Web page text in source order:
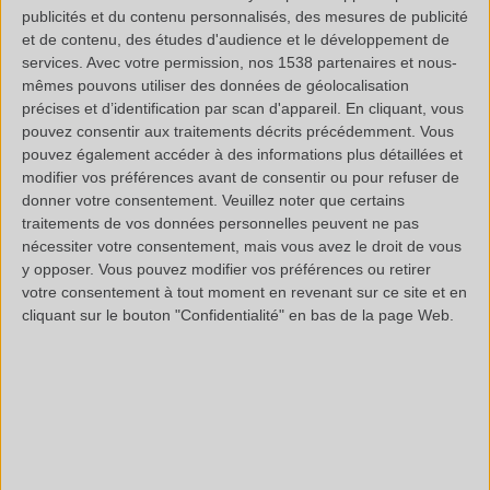
publicités et du contenu personnalisés, des mesures de publicité
et de contenu, des études d'audience et le développement de
services. Avec votre permission, nos 1538 partenaires et nous-
mêmes pouvons utiliser des données de géolocalisation
précises et d’identification par scan d'appareil. En cliquant, vous
pouvez consentir aux traitements décrits précédemment. Vous
pouvez également accéder à des informations plus détaillées et
modifier vos préférences avant de consentir ou pour refuser de
donner votre consentement. Veuillez noter que certains
traitements de vos données personnelles peuvent ne pas
nécessiter votre consentement, mais vous avez le droit de vous
y opposer. Vous pouvez modifier vos préférences ou retirer
votre consentement à tout moment en revenant sur ce site et en
cliquant sur le bouton "Confidentialité" en bas de la page Web.
Détection de contamination organique de surface
par IRTF (ECSS-Q-ST-70-05C)
Etude de la teneur en colorant bleu
SUR LE BLOG POLYMEX >
Molécules cibles : comment procède l’équipe
Polymex ?